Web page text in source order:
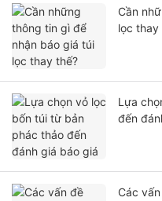
Cần
lọc thay
Lựa
đến
Các